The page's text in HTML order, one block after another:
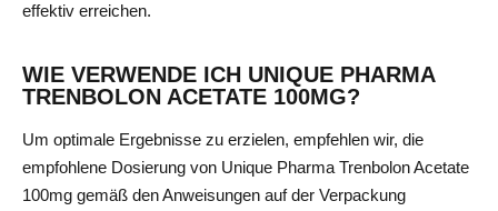
effektiv erreichen.
WIE VERWENDE ICH UNIQUE PHARMA
TRENBOLON ACETATE 100MG?
Um optimale Ergebnisse zu erzielen, empfehlen wir, die
empfohlene Dosierung von Unique Pharma Trenbolon Acetate
100mg gemäß den Anweisungen auf der Verpackung